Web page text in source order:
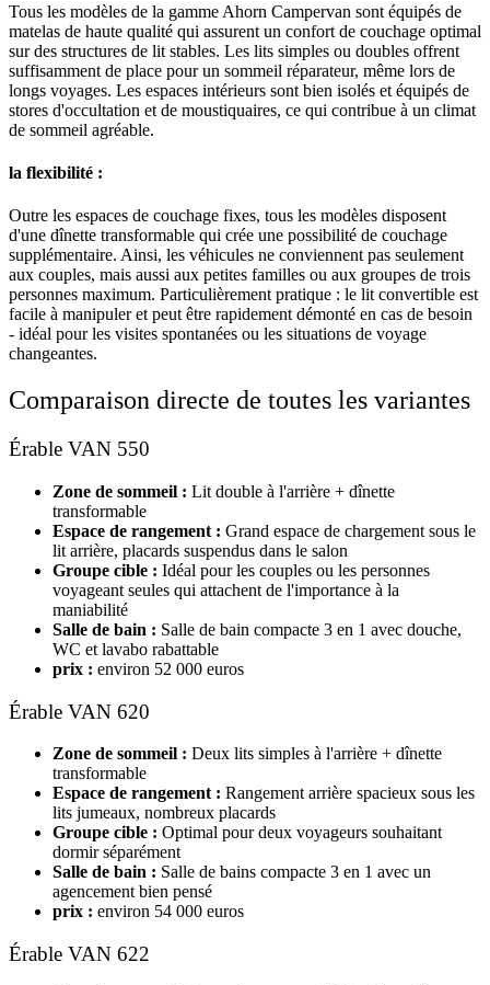
Tous les modèles de la gamme Ahorn Campervan sont équipés de
matelas de haute qualité qui assurent un confort de couchage optimal
sur des structures de lit stables. Les lits simples ou doubles offrent
suffisamment de place pour un sommeil réparateur, même lors de
longs voyages. Les espaces intérieurs sont bien isolés et équipés de
stores d'occultation et de moustiquaires, ce qui contribue à un climat
de sommeil agréable.
la flexibilité :
Outre les espaces de couchage fixes, tous les modèles disposent
d'une dînette transformable qui crée une possibilité de couchage
supplémentaire. Ainsi, les véhicules ne conviennent pas seulement
aux couples, mais aussi aux petites familles ou aux groupes de trois
personnes maximum. Particulièrement pratique : le lit convertible est
facile à manipuler et peut être rapidement démonté en cas de besoin
- idéal pour les visites spontanées ou les situations de voyage
changeantes.
Comparaison directe de toutes les variantes
Érable VAN 550
Zone de sommeil : Lit double à l'arrière + dînette
transformable
Espace de rangement : Grand espace de chargement sous le
lit arrière, placards suspendus dans le salon
Groupe cible : Idéal pour les couples ou les personnes
voyageant seules qui attachent de l'importance à la
maniabilité
Salle de bain : Salle de bain compacte 3 en 1 avec douche,
WC et lavabo rabattable
prix : environ 52 000 euros
Érable VAN 620
Zone de sommeil : Deux lits simples à l'arrière + dînette
transformable
Espace de rangement : Rangement arrière spacieux sous les
lits jumeaux, nombreux placards
Groupe cible : Optimal pour deux voyageurs souhaitant
dormir séparément
Salle de bain : Salle de bains compacte 3 en 1 avec un
agencement bien pensé
prix : environ 54 000 euros
Érable VAN 622